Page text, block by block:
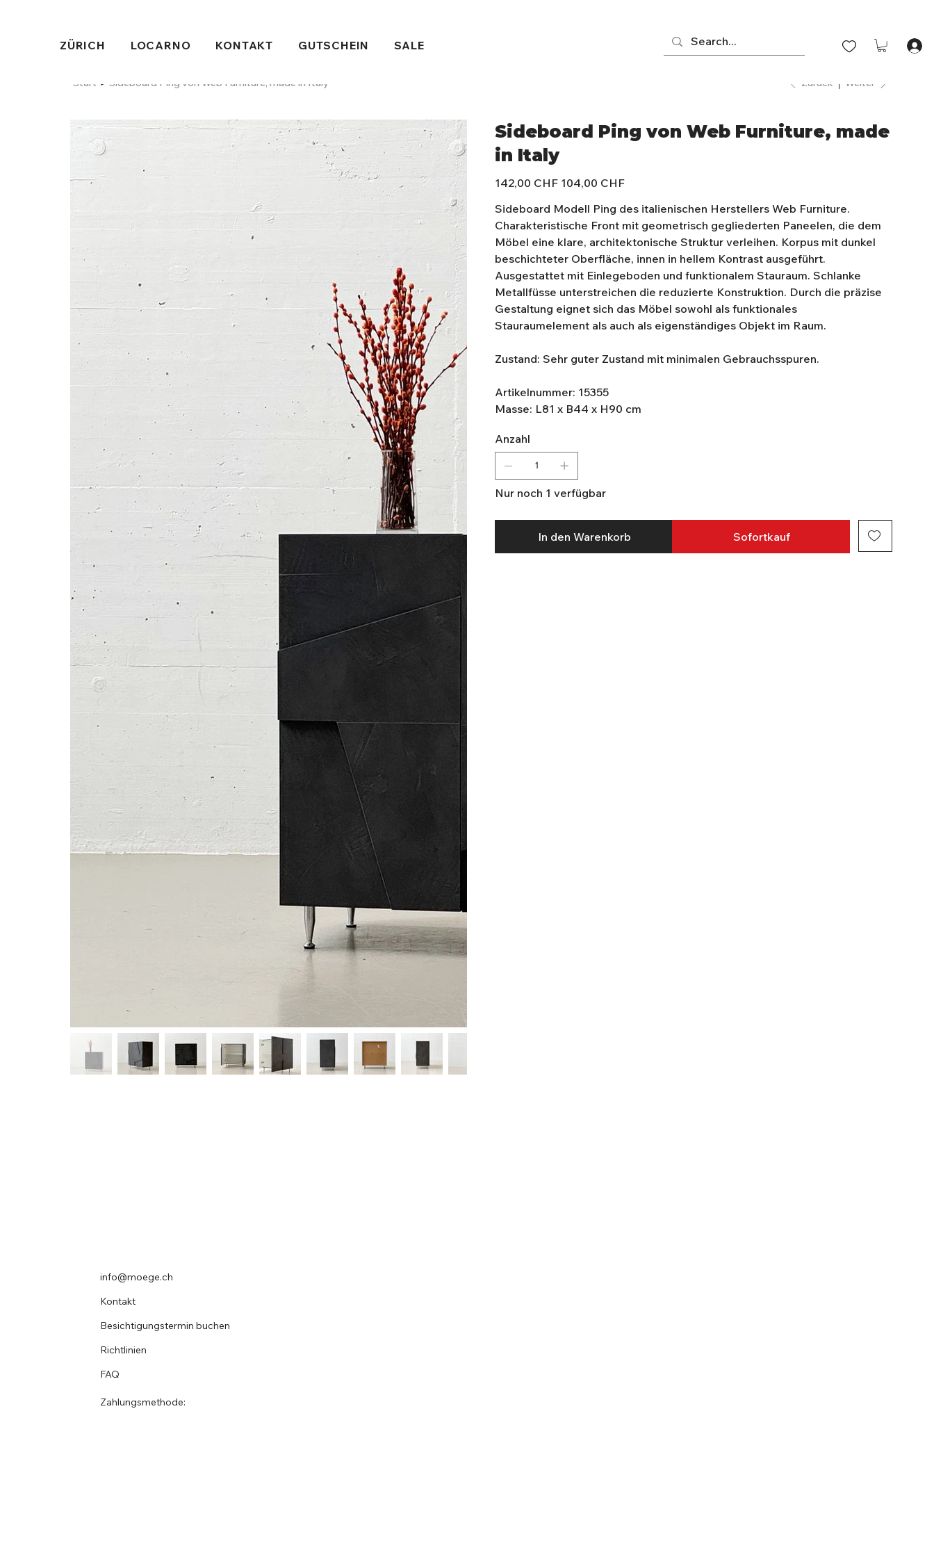
ZÜRICH LOCARNO KONTAKT GUTSCHEIN SALE
Start > Sideboard Ping von Web Furniture, made in Italy Zurück Weiter
Sideboard Ping von Web Furniture, made
in Italy
Ursprünglicher
Preis
142,00 CHF Angebotspreis
104,00 CHF
Sideboard Modell Ping des italienischen Herstellers Web Furniture.
Charakteristische Front mit geometrisch gegliederten Paneelen, die dem
Möbel eine klare, architektonische Struktur verleihen. Korpus mit dunkel
beschichteter Oberfläche, innen in hellem Kontrast ausgeführt.
Ausgestattet mit Einlegeboden und funktionalem Stauraum. Schlanke
Metallfüsse unterstreichen die reduzierte Konstruktion. Durch die präzise
Gestaltung eignet sich das Möbel sowohl als funktionales
Stauraumelement als auch als eigenständiges Objekt im Raum.
Zustand: Sehr guter Zustand mit minimalen Gebrauchsspuren.
Artikelnummer: 15355
Masse: L81 x B44 x H90 cm
Anzahl
Nur noch 1 verfügbar
In den Warenkorb Sofortkauf
info@moege.ch
Kontakt
Besichtigungstermin buchen
Richtlinien
FAQ
Zahlungsmethode: